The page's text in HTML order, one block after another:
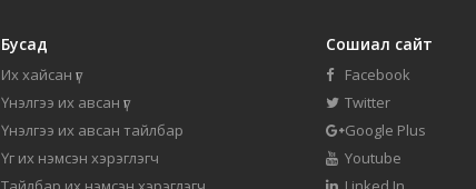
Бусад
Их хайсан үг
Үнэлгээ их авсан үг
Үнэлгээ их авсан тайлбар
Үг их нэмсэн хэрэглэгч
Сошиал сайт
Facebook
Twitter
Google Plus
Youtube